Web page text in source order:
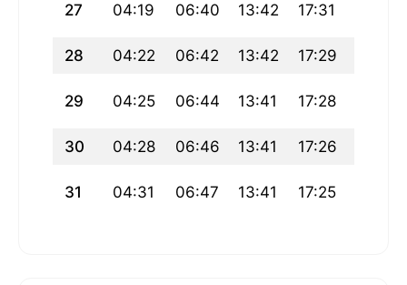
27 04:19 06:40 13:42 17:31
28 04:22 06:42 13:42 17:29
29 04:25 06:44 13:41 17:28
30 04:28 06:46 13:41 17:26
31 04:31 06:47 13:41 17:25